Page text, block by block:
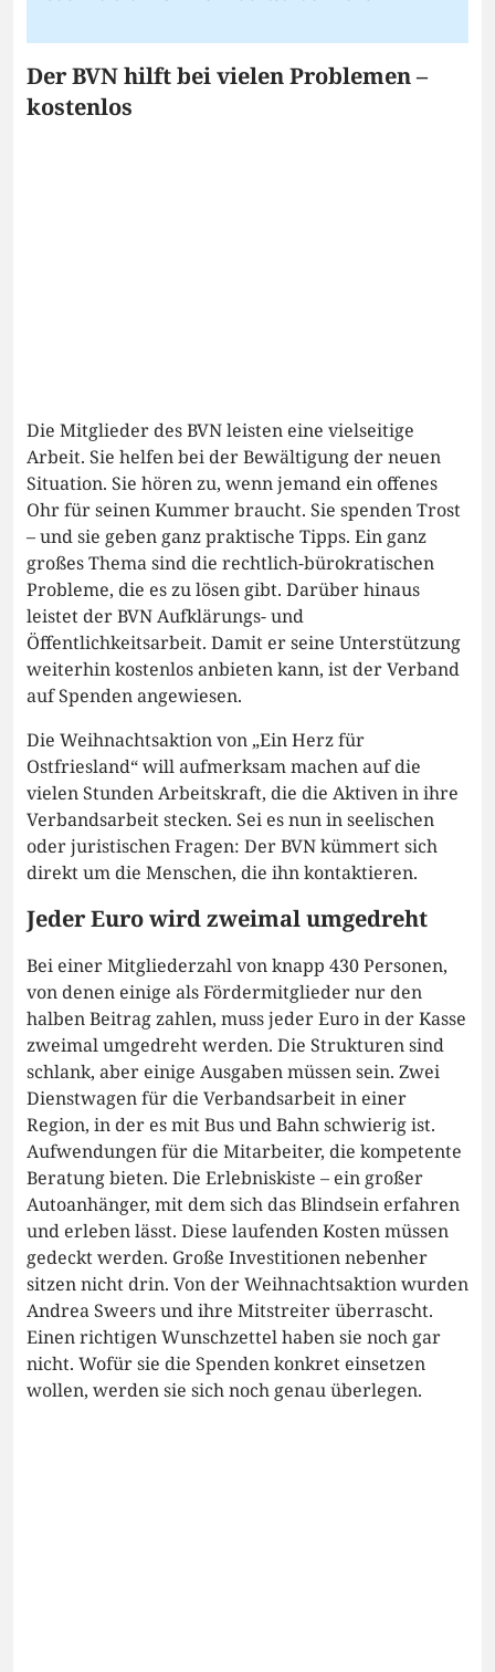
Der BVN hilft bei vielen Problemen –
kostenlos
Die Mitglieder des BVN leisten eine vielseitige
Arbeit. Sie helfen bei der Bewältigung der neuen
Situation. Sie hören zu, wenn jemand ein offenes
Ohr für seinen Kummer braucht. Sie spenden Trost
– und sie geben ganz praktische Tipps. Ein ganz
großes Thema sind die rechtlich-bürokratischen
Probleme, die es zu lösen gibt. Darüber hinaus
leistet der BVN Aufklärungs- und
Öffentlichkeitsarbeit. Damit er seine Unterstützung
weiterhin kostenlos anbieten kann, ist der Verband
auf Spenden angewiesen.
Die Weihnachtsaktion von „Ein Herz für
Ostfriesland“ will aufmerksam machen auf die
vielen Stunden Arbeitskraft, die die Aktiven in ihre
Verbandsarbeit stecken. Sei es nun in seelischen
oder juristischen Fragen: Der BVN kümmert sich
direkt um die Menschen, die ihn kontaktieren.
Jeder Euro wird zweimal umgedreht
Bei einer Mitgliederzahl von knapp 430 Personen,
von denen einige als Fördermitglieder nur den
halben Beitrag zahlen, muss jeder Euro in der Kasse
zweimal umgedreht werden. Die Strukturen sind
schlank, aber einige Ausgaben müssen sein. Zwei
Dienstwagen für die Verbandsarbeit in einer
Region, in der es mit Bus und Bahn schwierig ist.
Aufwendungen für die Mitarbeiter, die kompetente
Beratung bieten. Die Erlebniskiste – ein großer
Autoanhänger, mit dem sich das Blindsein erfahren
und erleben lässt. Diese laufenden Kosten müssen
gedeckt werden. Große Investitionen nebenher
sitzen nicht drin. Von der Weihnachtsaktion wurden
Andrea Sweers und ihre Mitstreiter überrascht.
Einen richtigen Wunschzettel haben sie noch gar
nicht. Wofür sie die Spenden konkret einsetzen
wollen, werden sie sich noch genau überlegen.